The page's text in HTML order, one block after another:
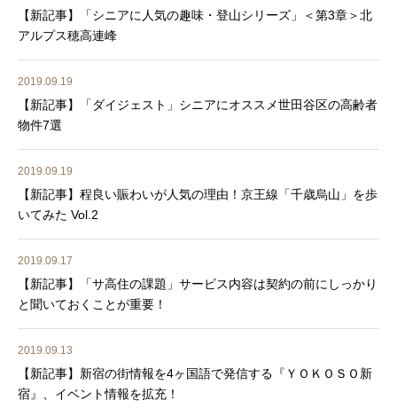
【新記事】「シニアに人気の趣味・登山シリーズ」＜第3章＞北
アルプス穂高連峰
2019.09.19
【新記事】「ダイジェスト」シニアにオススメ世田谷区の高齢者
物件7選
2019.09.19
【新記事】程良い賑わいが人気の理由！京王線「千歳烏山」を歩
いてみた Vol.2
2019.09.17
【新記事】「サ高住の課題」サービス内容は契約の前にしっかり
と聞いておくことが重要！
2019.09.13
【新記事】新宿の街情報を4ヶ国語で発信する『ＹＯＫＯＳＯ新
宿』、イベント情報を拡充！